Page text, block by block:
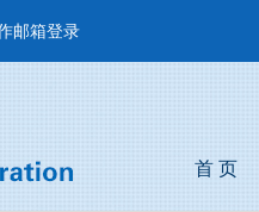
邮箱登录
首 页